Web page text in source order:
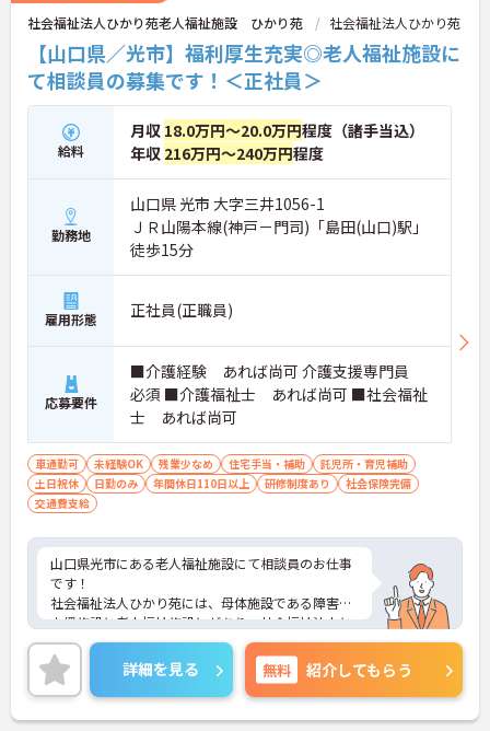
社会福祉法人ひかり苑老人福祉施設 ひかり苑 社会福祉法人ひかり苑
【山口県／光市】福利厚生充実◎老人福祉施設に
て相談員の募集です！＜正社員＞
給料
月収 18.0万円～20.0万円程度（諸手当込）
年収 216万円～240万円程度
勤務地
山口県 光市 大字三井1056-1
ＪＲ山陽本線(神戸－門司)「島田(山口)駅」
徒歩15分
雇用形態 正社員(正職員)
応募要件
■介護経験 あれば尚可 介護支援専門員
必須 ■介護福祉士 あれば尚可 ■社会福祉
士 あれば尚可
車通勤可 未経験OK 残業少なめ 住宅手当・補助
託児所・育児補助
土日祝休
日勤のみ 年間休日110日以上 研修制度あり
社会保険完備
交通費支給
山口県光市にある老人福祉施設にて相談員のお仕事
です！
社会福祉法人ひかり苑には、母体施設である障害者
支援施設と老人福祉施設とがあり、社会福祉法人と
しての使命感を持ち、地域福祉に取り組んでいま
す。
福利厚生がとても充実しており、日勤のみ、土日祝
お休み、年間休日126日とプライベートも大切に出
来ます★
詳細を見る 無料 紹介してもらう